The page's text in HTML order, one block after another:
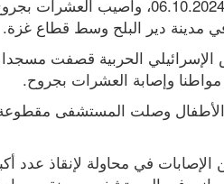
مدينة دير البلح وسط قطاع غزة.